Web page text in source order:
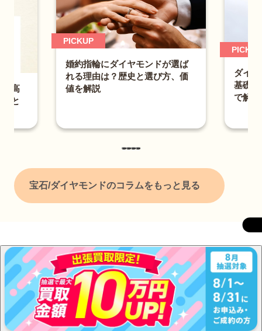
を高
と
PICKUP
婚約指輪にダイヤモンドが選ば
れる理由は？歴史と選び方、価
値を解説
PICKUP
ダイ
基礎
で解説
宝石/ダイヤモンドのコラムをもっと見る